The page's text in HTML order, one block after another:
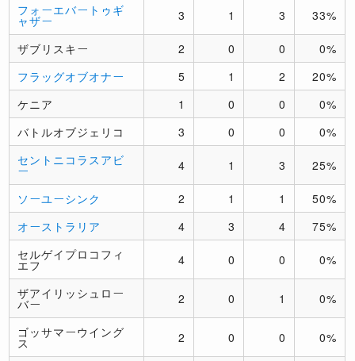
フォーエバートゥギ
ャザー 3 1 3 33%
ザブリスキー 2 0 0
0%
フラッグオブオナー
5 1 2
20%
ケニア
1 0 0
0%
バトルオブジェリコ
3 0 0
0%
セントニコラスアビ
ー 4 1 3 25%
ソーユーシンク 2 1 1
50%
オーストラリア
4 3 4
75%
セルゲイプロコフィ
エフ 4 0 0 0%
ザアイリッシュロー
バー 2 0 1 0%
ゴッサマーウイング
ス 2 0 0 0%